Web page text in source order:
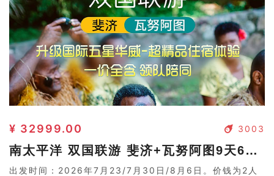
3003
¥ 32999.00
南太平洋 双国联游 斐济+瓦努阿图9天6晚自由行（香港起止）
出发时间：2026年7月23/7月30日/8月6日。价钱为2人